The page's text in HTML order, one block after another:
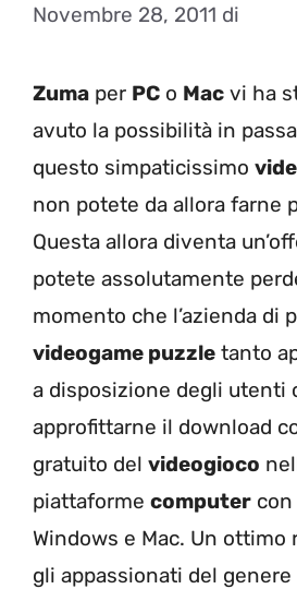
Novembre 28, 2011 di
Zuma per PC o Mac vi ha
avuto la possibilità in
questo simpaticissimo
non potete da allora farne
Questa allora diventa
potete assolutamente
momento che l’azienda di
videogame puzzle tanto
a disposizione degli utenti
approfittarne il download
gratuito del videogioco
piattaforme computer
Windows e Mac. Un
gli appassionati del